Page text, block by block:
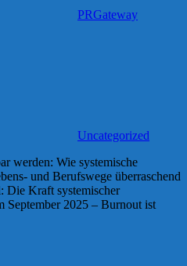
PRGateway
Uncategorized
werden: Wie systemische
und Berufswege überraschend
Die Kraft systemischer
2025 – Burnout ist